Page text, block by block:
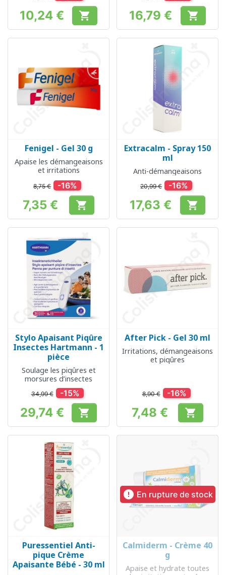
Prix
10,24 €  Prix
16,79 € 
Fenigel - Gel 30 g
Apaise les démangeaisons
et irritations
8,75 € -16%
Prix
7,35 € 
Extracalm - Spray 150
ml
Anti-démangeaisons
20,99 € -16%
Prix
17,63 € 
Stylo Apaisant Piqûre
Insectes Hartmann - 1
pièce
Soulage les piqûres et
morsures d’insectes
34,99 € -15%
Prix
29,74 € 
After Pick - Gel 30 ml
Irritations, démangeaisons
et piqûres
8,90 € -16%
Prix
7,48 € 
Puressentiel Anti-
pique Crème
Apaisante Bébé - 30 ml
 En rupture de stock
Calmiderm - Crème 40
g
Apaise et hydrate toutes